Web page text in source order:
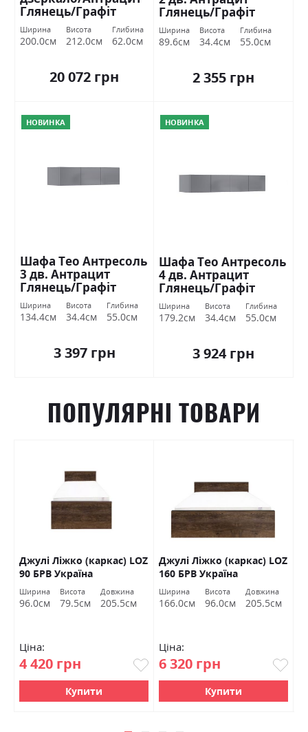
Глянець/Графіт
Міромарк
Ширина
200.0см
Висота
212.0см
Глибина
62.0см
20 072 грн
Глянець/Графіт
Міромарк
Ширина
89.6см
Висота
34.4см
Глибина
55.0см
2 355 грн
НОВИНКА
Шафа Тео Антресоль
3 дв. Антрацит
Глянець/Графіт
Міромарк
Ширина
134.4см
Висота
34.4см
Глибина
55.0см
3 397 грн
НОВИНКА
Шафа Тео Антресоль
4 дв. Антрацит
Глянець/Графіт
Міромарк
Ширина
179.2см
Висота
34.4см
Глибина
55.0см
3 924 грн
ПОПУЛЯРНІ ТОВАРИ
Джулі Ліжко (каркас) LOZ
90 БРВ Україна
Ширина
96.0см
Висота
79.5см
Довжина
205.5см
Ціна:
4 420 грн
Купити
Джулі Ліжко (каркас) LOZ
160 БРВ Україна
Ширина
166.0см
Висота
96.0см
Довжина
205.5см
Ціна:
6 320 грн
Купити